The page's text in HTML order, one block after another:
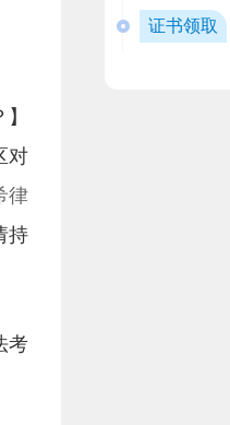
对
律
持
考
证书领取